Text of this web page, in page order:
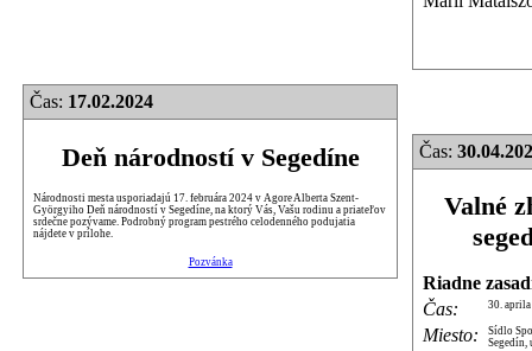
Čas: 17.02.2024
Deň národností v Segedíne
Národnosti mesta usporiadajú 17. februára 2024 v Agore Alberta Szent-
Györgyiho Deň národností v Segedíne, na ktorý Vás, Vašu rodinu a priateľov
srdečne pozývame. Podrobný program pestrého celodenného podujatia
nájdete v prílohe.
Pozvánka
Čas:
Valné
Riadne
Čas:
30.
Miesto:
Sídlo
Segedín,